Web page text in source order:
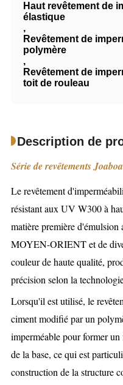
Haut revêtement de
élastique
,
Revêtement de
polymère
,
Revêtement de
toit de rouleau
Description de
Série de revêtements
Le revêtement
résistant aux UV W300 à
matière première
MOYEN-ORIENT et de
couleur de haute qualité,
précision selon la
Lorsqu'il est utilisé, le
ciment modifié par un
imperméable pour former
de la base, ce qui est
construction de la structure